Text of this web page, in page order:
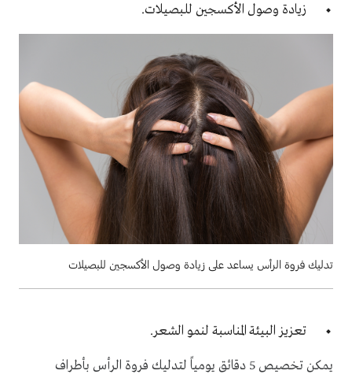
زيادة وصول الأكسجين للبصيلات.
تدليك فروة الرأس يساعد على زيادة وصول الأكسجين للبصيلات
تعزيز البيئة المناسبة لنمو الشعر.
يمكن تخصيص 5 دقائق يومياً لتدليك فروة الرأس بأطراف